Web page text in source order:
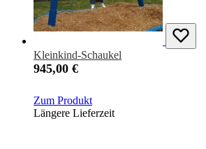
Kleinkind-Schaukel
945,00 €
Zum Produkt
Längere Lieferzeit